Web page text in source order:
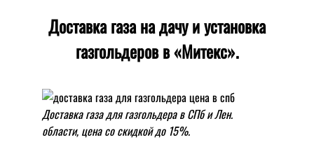
Доставка газа на дачу и установка
газгольдеров в «Митекс».
Доставка газа для газгольдера в СПб и Лен.
области, цена со скидкой до 15%.